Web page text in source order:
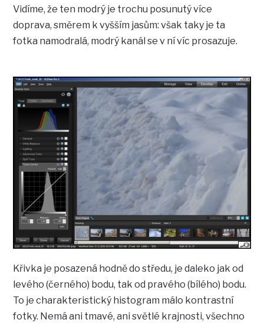
Vidíme, že ten modrý je trochu posunutý více
doprava, směrem k vyšším jasům: však taky je ta
fotka namodralá, modrý kanál se v ní víc prosazuje.
Křivka je posazená hodně do středu, je daleko jak od
levého (černého) bodu, tak od pravého (bílého) bodu.
To je charakteristický histogram málo kontrastní
fotky. Nemá ani tmavé, ani světlé krajnosti, všechno